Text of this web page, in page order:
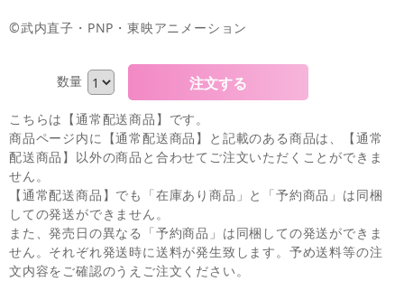
©武内直子・PNP・東映アニメーション
数量
こちらは【通常配送商品】です。
商品ページ内に【通常配送商品】と記載のある商品は、【通常
配送商品】以外の商品と合わせてご注文いただくことができま
せん。
【通常配送商品】でも「在庫あり商品」と「予約商品」は同梱
しての発送ができません。
また、発売日の異なる「予約商品」は同梱しての発送ができま
せん。それぞれ発送時に送料が発生致します。予め送料等の注
文内容をご確認のうえご注文ください。